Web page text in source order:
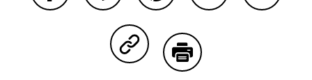
Copy Linkで共有する